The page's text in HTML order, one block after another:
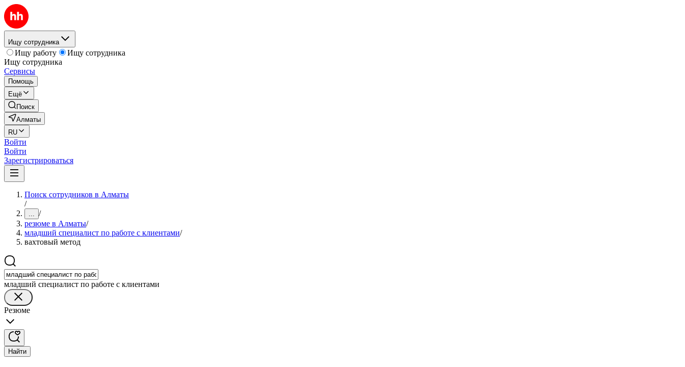
Ищу сотрудника
Ищу работу
Ищу сотрудника
Ищу сотрудника
Сервисы
Помощь
Ещё
Поиск
Алматы
RU
Войти
Войти
Зарегистрироваться
Поиск сотрудников в Алматы
/
... /
резюме в Алматы/
младший специалист по работе с клиентами/
вахтовый метод
младший специалист по работе с клиентами
Резюме
Найти